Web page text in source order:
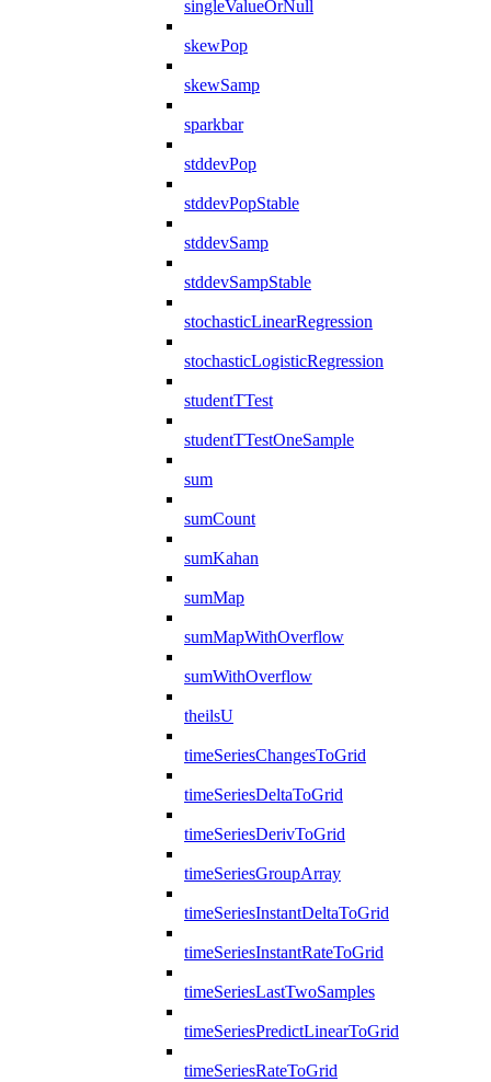
singleValueOrNull
skewPop
skewSamp
sparkbar
stddevPop
stddevPopStable
stddevSamp
stddevSampStable
stochasticLinearRegression
stochasticLogisticRegression
studentTTest
studentTTestOneSample
sum
sumCount
sumKahan
sumMap
sumMapWithOverflow
sumWithOverflow
theilsU
timeSeriesChangesToGrid
timeSeriesDeltaToGrid
timeSeriesDerivToGrid
timeSeriesGroupArray
timeSeriesInstantDeltaToGrid
timeSeriesInstantRateToGrid
timeSeriesLastTwoSamples
timeSeriesPredictLinearToGrid
timeSeriesRateToGrid